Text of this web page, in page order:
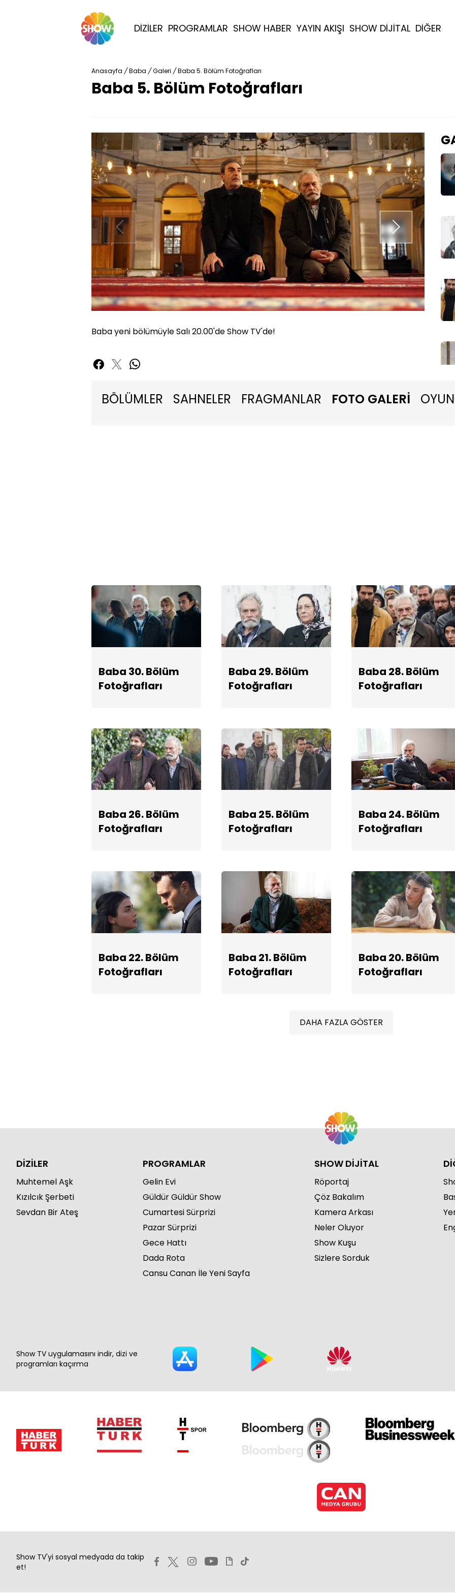
DİZİLER PROGRAMLAR SHOW HABER YAYIN AKIŞI SHOW DİJİTAL DİĞER
Anasayfa / Baba / Galeri / Baba 5. Bölüm Fotoğrafları
Baba 5. Bölüm Fotoğrafları
Baba yeni bölümüyle Salı 20.00'de Show TV'de!
BÖLÜMLER SAHNELER FRAGMANLAR FOTO GALERİ
Baba 30. Bölüm
Fotoğrafları
Baba 29. Bölüm
Fotoğrafları
Baba 28. Bölüm
Fotoğrafları
Baba 26. Bölüm
Fotoğrafları
Baba 25. Bölüm
Fotoğrafları
Baba 24. Bölüm
Fotoğrafları
Baba 22. Bölüm
Fotoğrafları
Baba 21. Bölüm
Fotoğrafları
Baba 20. Bölüm
Fotoğrafları
DAHA FAZLA GÖSTER
DİZİLER
Muhtemel Aşk
Kızılcık Şerbeti
Sevdan Bir Ateş
PROGRAMLAR
Gelin Evi
Güldür Güldür Show
Cumartesi Sürprizi
Pazar Sürprizi
Gece Hattı
Dada Rota
Cansu Canan İle Yeni Sayfa
SHOW DİJİTAL
Röportaj
Çöz Bakalım
Kamera Arkası
Neler Oluyor
Show Kuşu
Sizlere Sorduk
Show TV uygulamasını indir, dizi ve
programları kaçırma
Show TV'yi sosyal medyada da takip
et!